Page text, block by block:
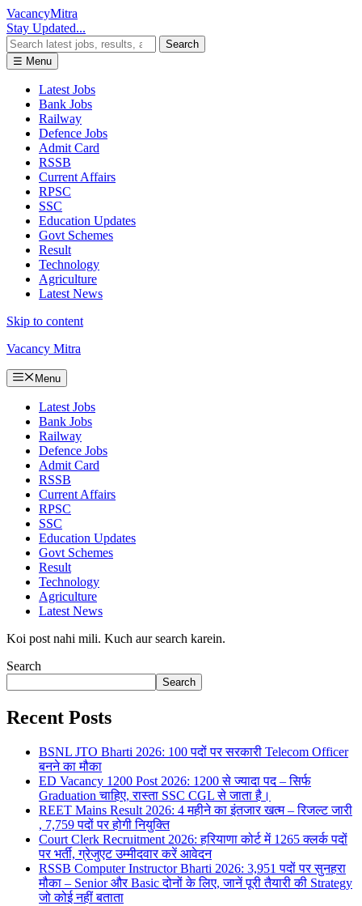
VacancyMitra
Stay Updated...
Search
☰ Menu
Latest Jobs
Bank Jobs
Railway
Defence Jobs
Admit Card
RSSB
Current Affairs
RPSC
SSC
Education Updates
Govt Schemes
Result
Technology
Agriculture
Latest News
Skip to content
Vacancy Mitra
Menu
Latest Jobs
Bank Jobs
Railway
Defence Jobs
Admit Card
RSSB
Current Affairs
RPSC
SSC
Education Updates
Govt Schemes
Result
Technology
Agriculture
Latest News
Koi post nahi mili. Kuch aur search karein.
Search
Search
Recent Posts
BSNL JTO Bharti 2026: 100 पदों पर सरकारी Telecom Officer
बनने का मौका
ED Vacancy 1200 Post 2026: 1200 से ज्यादा पद – सिर्फ
Graduation चाहिए, रास्ता SSC CGL से जाता है।
REET Mains Result 2026: 4 महीने का इंतजार खत्म – रिजल्ट जारी
, 7,759 पदों पर होगी नियुक्ति
Court Clerk Recruitment 2026: हरियाणा कोर्ट में 1265 क्लर्क पदों
पर भर्ती, ग्रेजुएट उम्मीदवार करें आवेदन
RSSB Computer Instructor Bharti 2026: 3,951 पदों पर सुनहरा
मौका – Senior और Basic दोनों के लिए, जानें पूरी तैयारी की Strategy
जो कोई नहीं बताता